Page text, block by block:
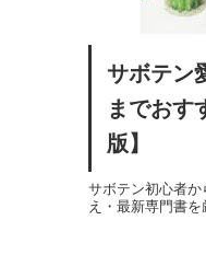
サボテン
までおす
版】
サボテン初心者
え・最新専門書を